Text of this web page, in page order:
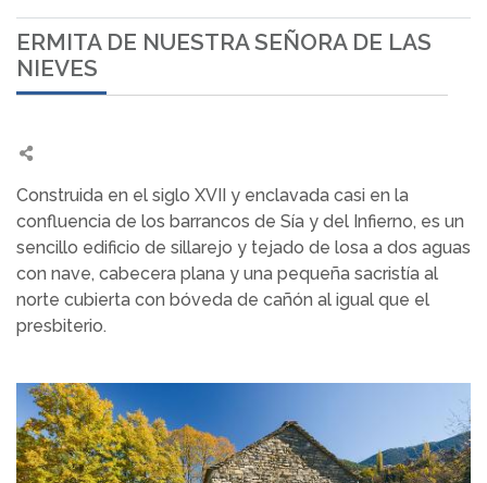
ERMITA DE NUESTRA SEÑORA DE LAS
NIEVES
Construida en el siglo XVII y enclavada casi en la
confluencia de los barrancos de Sía y del Infierno, es un
sencillo edificio de sillarejo y tejado de losa a dos aguas
con nave, cabecera plana y una pequeña sacristía al
norte cubierta con bóveda de cañón al igual que el
presbiterio.